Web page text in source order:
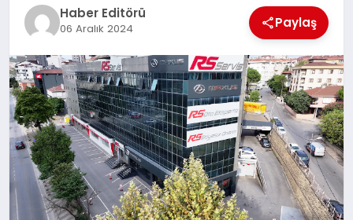
Haber Editörü
06 Aralık 2024 Paylaş